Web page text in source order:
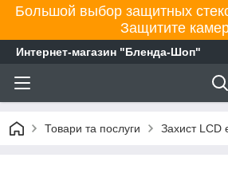
Большой выбор защитных
Защитите
Интернет-магазин "Бленда-Шоп"
Товари та послуги Захист LCD